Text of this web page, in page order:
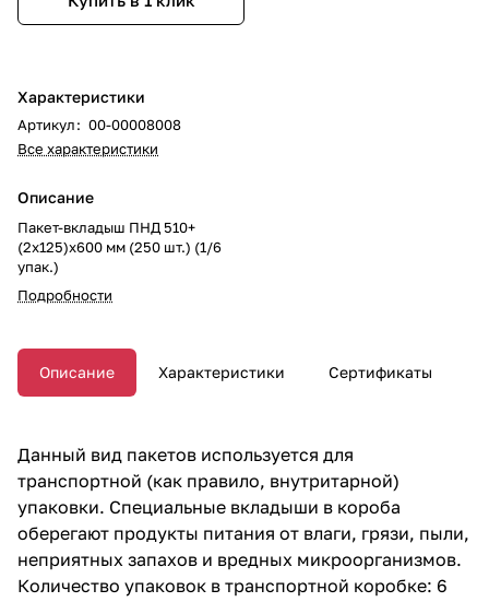
Характеристики
Артикул: 00-00008008
Все характеристики
Описание
Пакет-вкладыш ПНД 510+
(2х125)х600 мм (250 шт.) (1/6
упак.)
Подробности
Описание Характеристики Сертификаты
Данный вид пакетов используется для
транспортной (как правило, внутритарной)
упаковки. Специальные вкладыши в короба
оберегают продукты питания от влаги, грязи, пыли,
неприятных запахов и вредных микроорганизмов.
Количество упаковок в транспортной коробке: 6